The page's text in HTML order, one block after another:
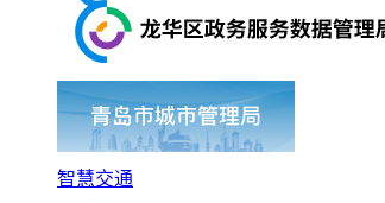
智慧交通